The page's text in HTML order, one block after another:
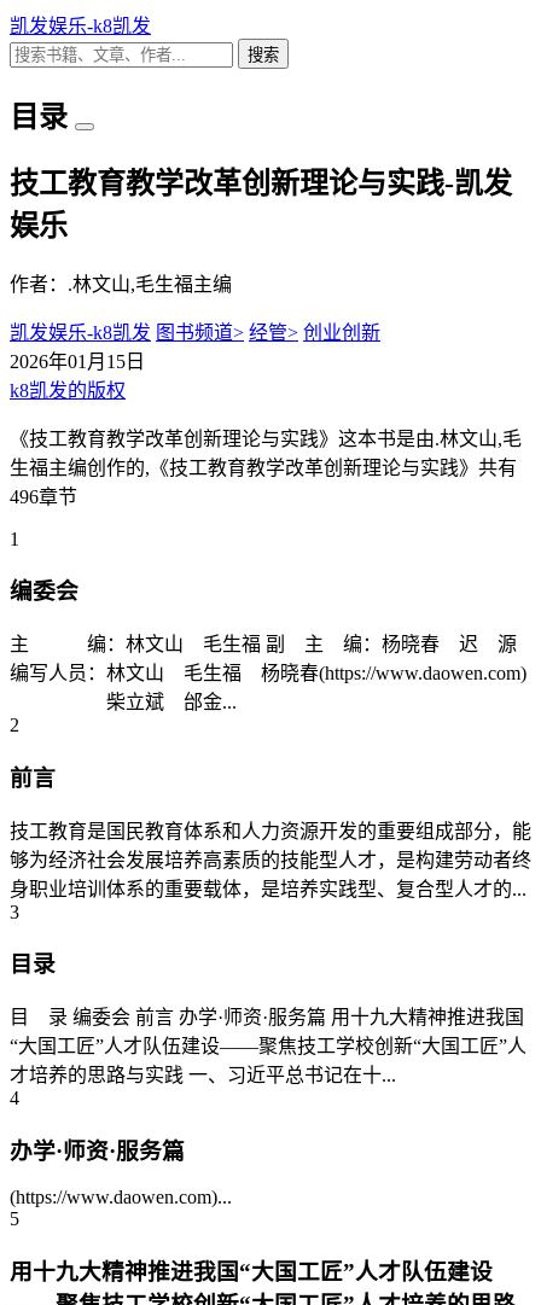
凯发娱乐-k8凯发
搜索
目录
技工教育教学改革创新理论与实践-凯发
娱乐
作者：.林文山,毛生福主编
凯发娱乐-k8凯发 图书频道> 经管> 创业创新
2026年01月15日
k8凯发的版权
《技工教育教学改革创新理论与实践》这本书是由.林文山,毛
生福主编创作的,《技工教育教学改革创新理论与实践》共有
496章节
1
编委会
主 编：林文山 毛生福 副 主 编：杨晓春 迟 源
编写人员：林文山 毛生福 杨晓春(https://www.daowen.com)
柴立斌 邰金...
2
前言
技工教育是国民教育体系和人力资源开发的重要组成部分，能
够为经济社会发展培养高素质的技能型人才，是构建劳动者终
身职业培训体系的重要载体，是培养实践型、复合型人才的...
3
目录
目 录 编委会 前言 办学·师资·服务篇 用十九大精神推进我国
“大国工匠”人才队伍建设——聚焦技工学校创新“大国工匠”人
才培养的思路与实践 一、习近平总书记在十...
4
办学·师资·服务篇
(https://www.daowen.com)...
5
用十九大精神推进我国“大国工匠”人才队伍建设